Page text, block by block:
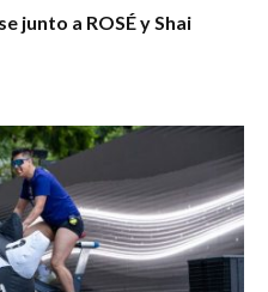
junto a ROSÉ y Shai